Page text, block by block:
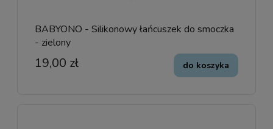
BABYONO - Silikonowy łańcuszek do smoczka
- zielony
19,00 zł do koszyka